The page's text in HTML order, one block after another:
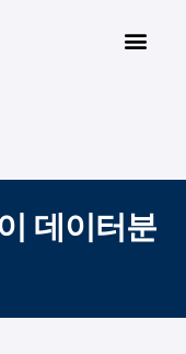
데이터분